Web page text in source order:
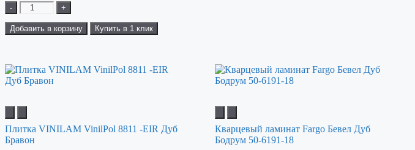
-
+
Добавить в корзину Купить в 1 клик
Плитка VINILAM VinilPol 8811 -EIR Дуб
Бравон
Кварцевый ламинат Fargo Бевел Дуб
Бодрум 50-6191-18